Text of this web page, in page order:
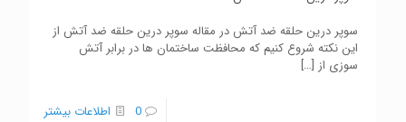
سوپر درین حلقه ضد آتش در مقاله سوپر درین حلقه ضد آتش از
این نکته شروع کنیم که محافظت ساختمان ها در برابر آتش
سوزی از […]
0 اطلاعات بیشتر